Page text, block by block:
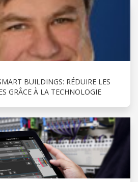
BUILDINGS: RÉDUIRE LES
GRÂCE À LA TECHNOLOGIE